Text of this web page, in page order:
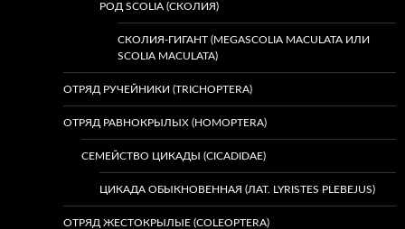
РОД SCOLIA (СКОЛИЯ)
СКОЛИЯ-ГИГАНТ (MEGASCOLIA MACULATA ИЛИ
SCOLIA MACULATA)
ОТРЯД РУЧЕЙНИКИ (TRICHOPTERA)
ОТРЯД РАВНОКРЫЛЫХ (HOMOPTERA)
СЕМЕЙСТВО ЦИКАДЫ (CICADIDAE)
ЦИКАДА ОБЫКНОВЕННАЯ (ЛАТ. LYRISTES PLEBEJUS)
ОТРЯД ЖЕСТОКРЫЛЫЕ (COLEOPTERA)